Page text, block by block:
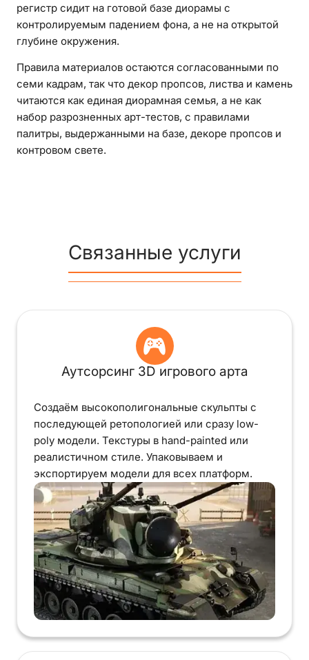
регистр сидит на готовой базе диорамы с
контролируемым падением фона, а не на открытой
глубине окружения.
Правила материалов остаются согласованными по
семи кадрам, так что декор пропсов, листва и камень
читаются как единая диорамная семья, а не как
набор разрозненных арт-тестов, с правилами
палитры, выдержанными на базе, декоре пропсов и
контровом свете.
Связанные услуги
Аутсорсинг 3D игрового арта
Создаём высокополигональные скульпты с
последующей ретопологией или сразу low-
poly модели. Текстуры в hand-painted или
реалистичном стиле. Упаковываем и
экспортируем модели для всех платформ.